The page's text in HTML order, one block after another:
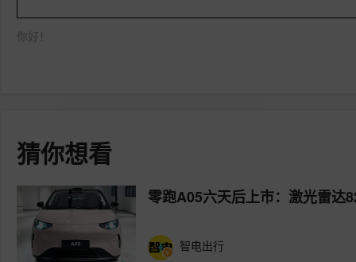
你好！
猜你想看
零跑A05六天后上市：激光雷达
智电出行